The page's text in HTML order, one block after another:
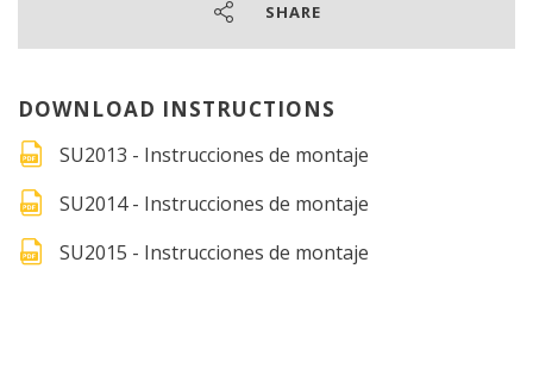
SHARE
DOWNLOAD INSTRUCTIONS
SU2013 - Instrucciones de montaje
SU2014 - Instrucciones de montaje
SU2015 - Instrucciones de montaje